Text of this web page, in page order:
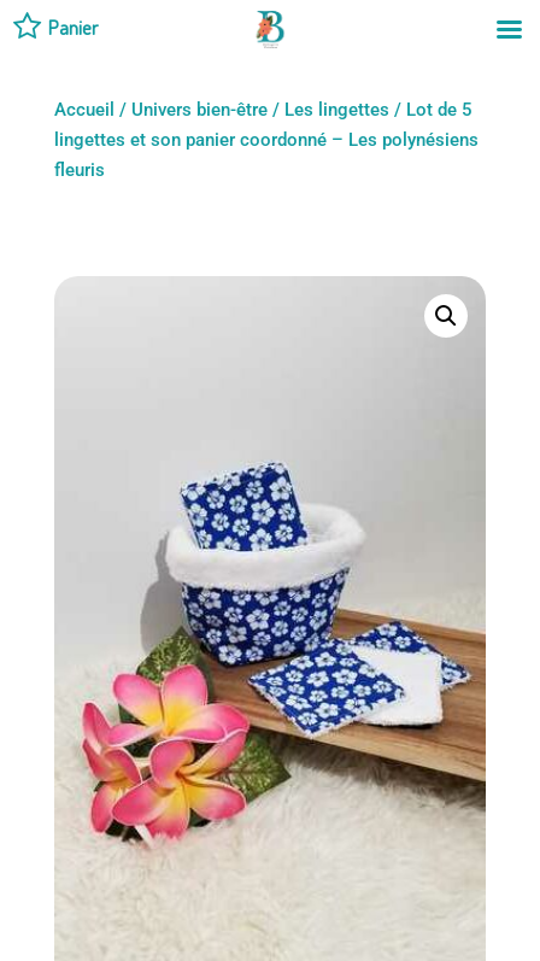
Accueil / Univers bien-être/ Les lingettes / Lot de 5
lingettes et son panier coordonné – Les polynésiens
fleuris
Panier